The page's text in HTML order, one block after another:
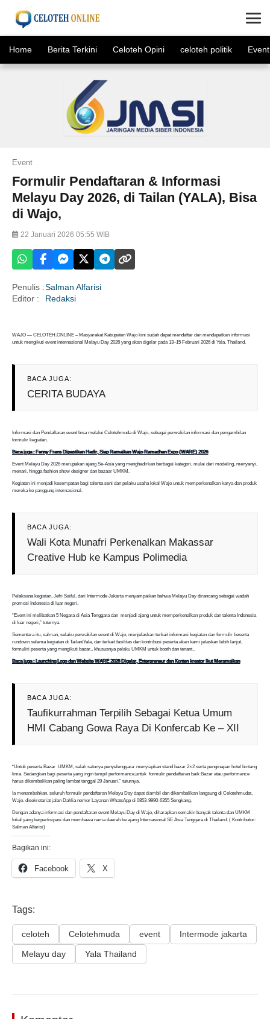
Home Berita Terkini Celoteh Opini celoteh politik Event
Event
Formulir Pendaftaran & Informasi
Melayu Day 2026, di Tailan (YALA), Bisa
di Wajo,
22 Januari 2026 05:55 WIB
Penulis :Salman Alfarisi
Editor :
Redaksi
WAJO — CELOTEH.ONLINE – Masyarakat Kabupaten Wajo kini sudah dapat mendaftar dan mendapatkan informasi
untuk mengikuti event internasional Melayu Day 2026 yang akan digelar pada 13–15 Februari 2026 di Yala, Thailand.
BACA JUGA:
CERITA BUDAYA
Informasi dan Pendaftaran event bisa melalui Celotehmuda di Wajo, sebagai perwakilan informasi dan pengambilan
formulir kegiatan.
Baca juga : Fenny Frans Dipastikan Hadir, Siap Ramaikan Wajo Ramadhan Expo (WARE) 2026
Event Melayu Day 2026 merupakan ajang Se-Asia yang menghadirkan berbagai kategori, mulai dari modeling, menyanyi,
menari, hingga fashion show designer dan bazaar UMKM.
Kegiatan ini menjadi kesempatan bagi talenta seni dan pelaku usaha lokal Wajo untuk memperkenalkan karya dan produk
mereka ke panggung internasional.
BACA JUGA:
Wali Kota Munafri Perkenalkan Makassar
Creative Hub ke Kampus Polimedia
Pelaksana kegiatan, Jefri Saiful, dari Intermode Jakarta menyampaikan bahwa Melayu Day dirancang sebagai wadah
promosi Indonesia di luar negeri.
“Event ini melibatkan 5 Negara di Asia Tenggara dan menjadi ajang untuk memperkenalkan produk dan talenta Indonesia
di luar negeri,” tuturnya.
Sementara itu, salman, selaku perwakilan event di Wajo, menjelaskan terkait informasi kegiatan dan formulir beserta
rundown selama kegiatan di Tailan/Yala, dan terkait fasilitas dan kontribusi peserta akan kami jelaskan lebih lanjut,
formuliri peserta yang mengikuti bazar,, khususnya pelaku UMKM untuk booth dan tenant..
Baca juga : Launching Logo dan Website WARE 2026 Digelar, Enterpreneur dan Konten kreator Ikut Meramaikan
BACA JUGA:
Taufikurrahman Terpilih Sebagai Ketua Umum
HMI Cabang Gowa Raya Di Konfercab Ke – XII
“Untuk peserta Bazar UMKM, salah satunya penyelenggara menyiapkan stand bazar 2×2 serta penginapan hotel bintang
lima. Sedangkan bagi peserta yang ingin tampil performance,untuk formulir pendaftaran baik Bazar atau performance
harus dikembalikan paling lambat tanggal 29 Januari,” tuturnya.
Ia menambahkan, seluruh formulir pendaftaran Melayu Day dapat diambil dan dikembalikan langsung di Celotehmudat,
Wajo. disekretariat jalan Dahlia nomor Layanan WhatsApp di 0853-9990-6355 Sengkang.
Dengan adanya informasi dan pendaftaran event Melayu Day di Wajo, diharapkan semakin banyak talenta dan UMKM
lokal yang berpartisipasi dan membawa nama daerah ke ajang Internasional SE Asia Tenggara di Thailand. ( Kontributor:
Salman Alfarisi)
Bagikan ini:
Facebook X
Tags:
celoteh Celotehmuda event Intermode jakarta
Melayu day Yala Thailand